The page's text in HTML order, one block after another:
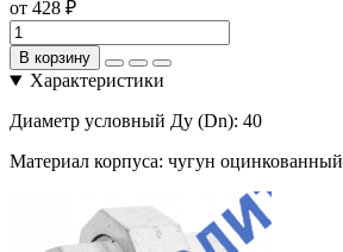
от 428 ₽
В корзину
Характеристики
Диаметр условный Ду (Dn): 40
Материал корпуса: чугун оцинкованный